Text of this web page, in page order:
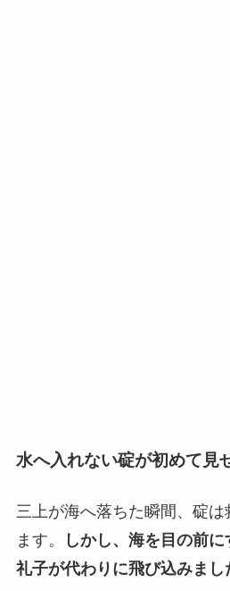
水へ入れない碇が初めて見
三上が海へ落ちた瞬間、碇は
ます。
しかし、海を目の前に
礼子が代わりに飛び込みまし